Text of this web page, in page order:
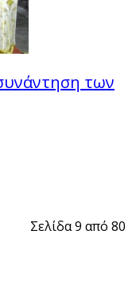
των
Σελίδα 9 από 80